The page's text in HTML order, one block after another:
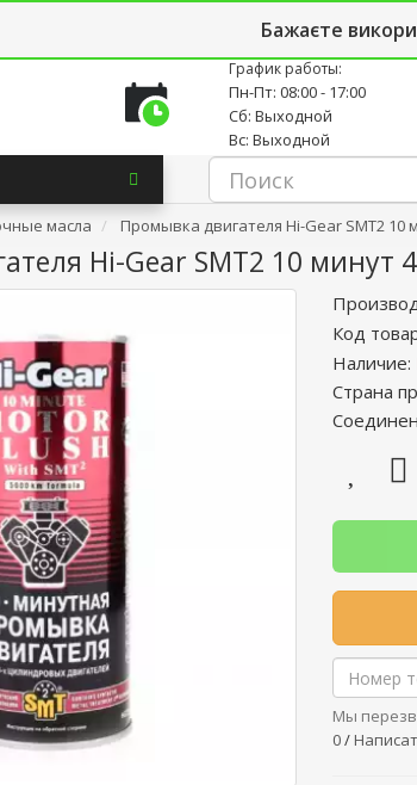
Бажаєте
Новостной блог
График работы:
Пн-Пт: 08:00 - 17:00
Сб: Выходной
Вс: Выходной
масла Промывка двигателя Hi-Gear SMT2 10
Hi-Gear SMT2 10 минут
Код
Наличие:
Страна
Мы
0/